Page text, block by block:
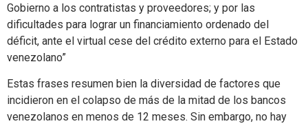
Gobierno a los contratistas y proveedores; y por las
dificultades para lograr un financiamiento ordenado del
déficit, ante el virtual cese del crédito externo para el Estado
venezolano”
Estas frases resumen bien la diversidad de factores que
incidieron en el colapso de más de la mitad de los bancos
venezolanos en menos de 12 meses. Sin embargo, no hay